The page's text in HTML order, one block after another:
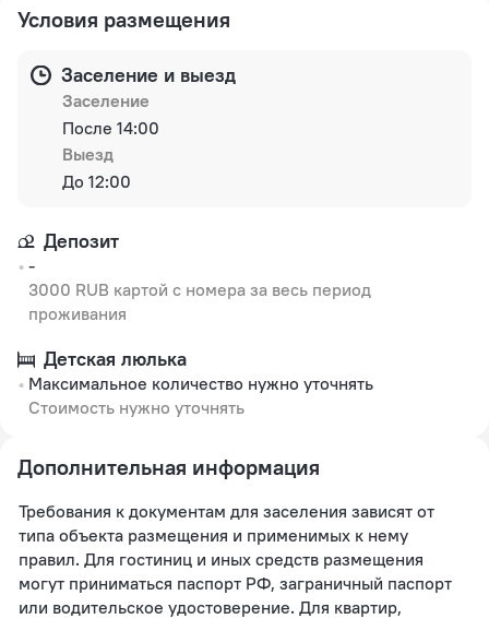
Условия размещения
Заселение и выезд
Заселение
После 14:00
Выезд
До 12:00
Депозит
-
3000 RUB картой с номера за весь период
проживания
Детская люлька
Максимальное количество нужно уточнять
Стоимость нужно уточнять
Дополнительная информация
Требования к документам для заселения зависят от
типа объекта размещения и применимых к нему
правил. Для гостиниц и иных средств размещения
могут приниматься паспорт РФ, заграничный паспорт
или водительское удостоверение. Для квартир,